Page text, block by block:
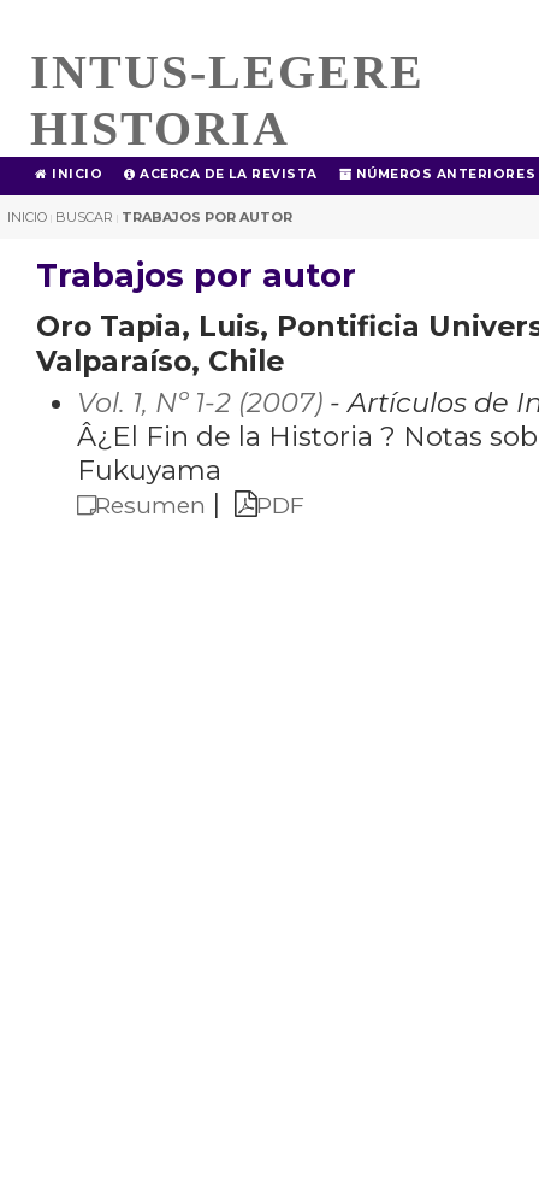
INTUS-LEGERE
HISTORIA
INICIO ACERCA DE LA REVISTA NÚMEROS ANTERIORES
INICIO | BUSCAR | TRABAJOS POR AUTOR
Trabajos por autor
Oro Tapia, Luis, Pontificia
Valparaíso, Chile
Vol. 1, Nº 1-2 (2007)- Artículos de
Â¿El Fin de la Historia ? Notas
Fukuyama
Resumen | PDF